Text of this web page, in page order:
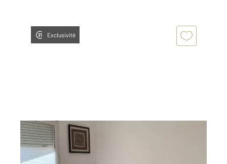
Exclusivité
BAGNOLS SUR CEZE 30
22 m2, 1 pièce
Ref : 9319